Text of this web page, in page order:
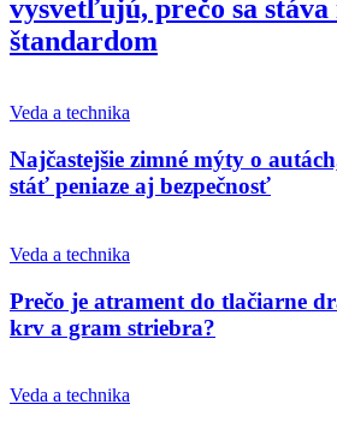
vysvetľujú, prečo sa stáva
štandardom
Veda a technika
Najčastejšie zimné mýty o
stáť peniaze aj bezpečnosť
Veda a technika
Prečo je atrament do tlačiarne
krv a gram striebra?
Veda a technika